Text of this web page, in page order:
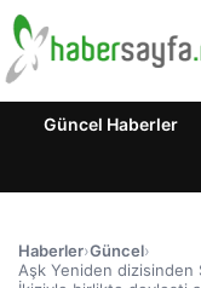
Güncel Haberler
Haberler›Güncel›
Aşk Yeniden